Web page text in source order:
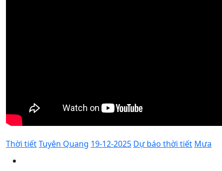
Thời tiếtTuyên Quang 19-12-2025 Dự báo thời tiết Mưa